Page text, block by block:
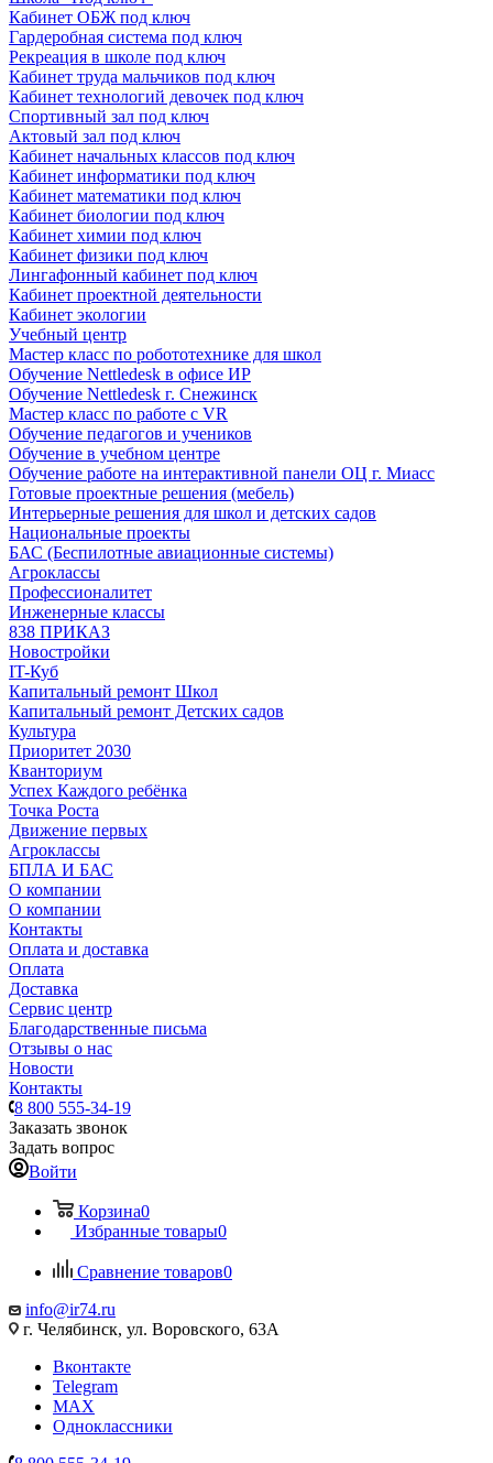
Кабинет ОБЖ под ключ
Гардеробная система под ключ
Рекреация в школе под ключ
Кабинет труда мальчиков под ключ
Кабинет технологий девочек под ключ
Спортивный зал под ключ
Актовый зал под ключ
Кабинет начальных классов под ключ
Кабинет информатики под ключ
Кабинет математики под ключ
Кабинет биологии под ключ
Кабинет химии под ключ
Кабинет физики под ключ
Лингафонный кабинет под ключ
Кабинет проектной деятельности
Кабинет экологии
Учебный центр
Мастер класс по робототехнике для школ
Обучение Nettledesk в офисе ИР
Обучение Nettledesk г. Снежинск
Мастер класс по работе с VR
Обучение педагогов и учеников
Обучение в учебном центре
Обучение работе на интерактивной панели ОЦ г. Миасс
Готовые проектные решения (мебель)
Интерьерные решения для школ и детских садов
Национальные проекты
БАС (Беспилотные авиационные системы)
Агроклассы
Профессионалитет
Инженерные классы
838 ПРИКАЗ
Новостройки
IT-Куб
Капитальный ремонт Школ
Капитальный ремонт Детских садов
Культура
Приоритет 2030
Кванториум
Успех Каждого ребёнка
Точка Роста
Движение первых
Агроклассы
БПЛА И БАС
О компании
О компании
Контакты
Оплата и доставка
Оплата
Доставка
Сервис центр
Благодарственные письма
Отзывы о нас
Новости
Контакты
8 800 555-34-19
Заказать звонок
Задать вопрос
Войти
Корзина0
Избранные товары0
Сравнение товаров0
info@ir74.ru
г. Челябинск, ул. Воровского, 63А
Вконтакте
Telegram
MAX
Одноклассники